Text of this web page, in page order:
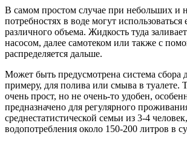
В самом простом случае при небольших и
потребностях в воде могут использоваться
различного объема. Жидкость туда
насосом, далее самотеком или также с
распределяется дальше.
Может быть предусмотрена система сбора
примеру, для полива или смыва в туалете.
очень прост, но не очень-то удобен,
предназначено для регулярного
среднестатистической семьи из 3-4
водопотребления около 150-200 литров в